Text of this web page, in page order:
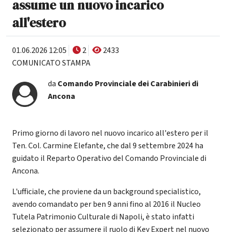
assume un nuovo incarico
all'estero
01.06.2026 12:05 2
2433
COMUNICATO STAMPA
da Comando Provinciale dei Carabinieri di
Ancona
Primo giorno di lavoro nel nuovo incarico all'estero per il
Ten. Col. Carmine Elefante, che dal 9 settembre 2024 ha
guidato il Reparto Operativo del Comando Provinciale di
Ancona.
L'ufficiale, che proviene da un background specialistico,
avendo comandato per ben 9 anni fino al 2016 il Nucleo
Tutela Patrimonio Culturale di Napoli, è stato infatti
selezionato per assumere il ruolo di Key Expert nel nuovo